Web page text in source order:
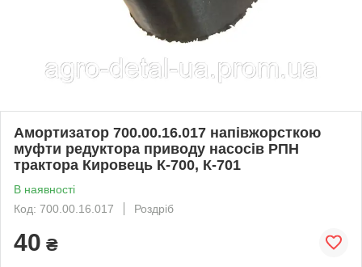
Амортизатор 700.00.16.017 напівжорсткою
муфти редуктора приводу насосів РПН
трактора Кировець К-700, К-701
В наявності
Код: 700.00.16.017
Роздріб
40 ₴